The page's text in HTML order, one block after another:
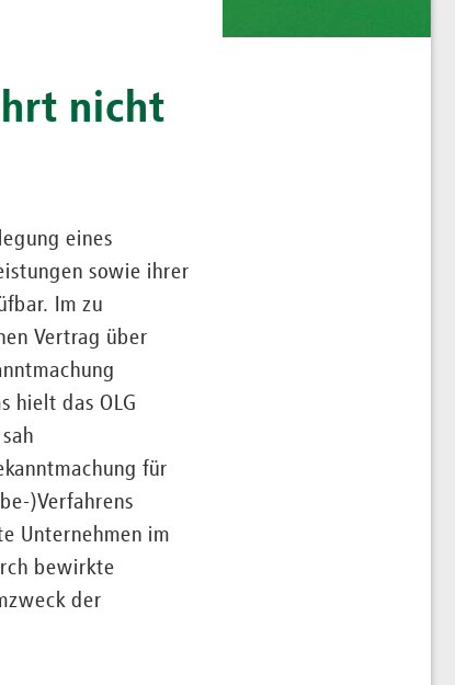
nicht
eines
sowie ihrer
Im zu
Vertrag über
hielt das OLG
für
)Verfahrens
Unternehmen im
bewirkte
der